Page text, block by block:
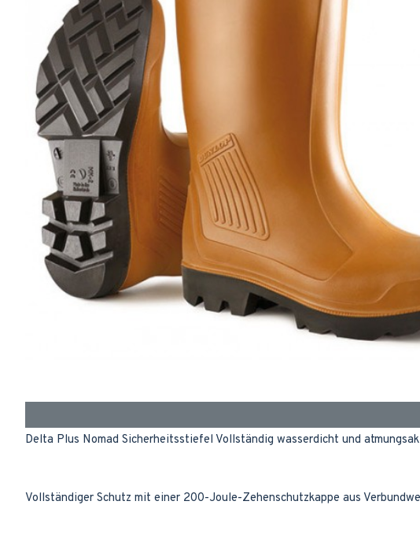
Delta Plus Nomad Sicherheitsstiefel Vollständig wasserdicht und
Vollständiger Schutz mit einer 200-Joule-Zehenschutzkappe aus